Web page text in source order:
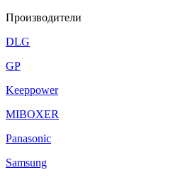
Производители
DLG
GP
Keeppower
MIBOXER
Panasonic
Samsung